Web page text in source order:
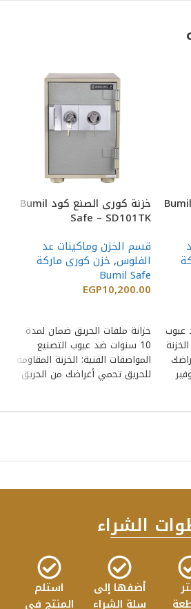
خزنة كورى الصنع كود Bumil
ضد عيوب
خزنة كورى الصنع كود Bumil
Safe – SD101TK
قسم الخزن وماكينات عد
الفلوس, خزن كورى ماركة
Bumil Safe
EGP10,200.00
خزانة ملفات الحريق ضمان لمدة
10 سنوات ضد عيوب التصنيع
المواصفات الفنية: الخزنة المقاومة
للحريق تحمي أغراضك من الحريق
الشراء
أضفها إلى
سلة الشراء
استلم
المنتج في